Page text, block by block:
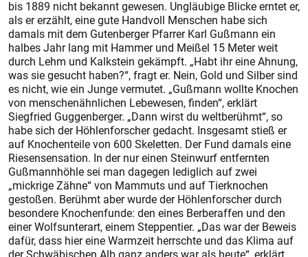
bis 1889 nicht bekannt gewesen. Ungläubige Blicke erntet er,
als er erzählt, eine gute Handvoll Menschen habe sich
damals mit dem Gutenberger Pfarrer Karl Gußmann ein
halbes Jahr lang mit Hammer und Meißel 15 Meter weit
durch Lehm und Kalkstein gekämpft. „Habt ihr eine Ahnung,
was sie gesucht haben?“, fragt er. Nein, Gold und Silber sind
es nicht, wie ein Junge vermutet. „Gußmann wollte Knochen
von menschenähnlichen Lebewesen, finden“, erklärt
Siegfried Guggenberger. „Dann wirst du weltberühmt“, so
habe sich der Höhlenforscher gedacht. Insgesamt stieß er
auf Knochenteile von 600 Skeletten. Der Fund damals eine
Riesensensation. In der nur einen Steinwurf entfernten
Gußmannhöhle sei man dagegen lediglich auf zwei
„mickrige Zähne“ von Mammuts und auf Tierknochen
gestoßen. Berühmt aber wurde der Höhlenforscher durch
besondere Knochenfunde: den eines Berberaffen und den
einer Wolfsunterart, einem Steppentier. „Das war der Beweis
dafür, dass hier eine Warmzeit herrschte und das Klima auf